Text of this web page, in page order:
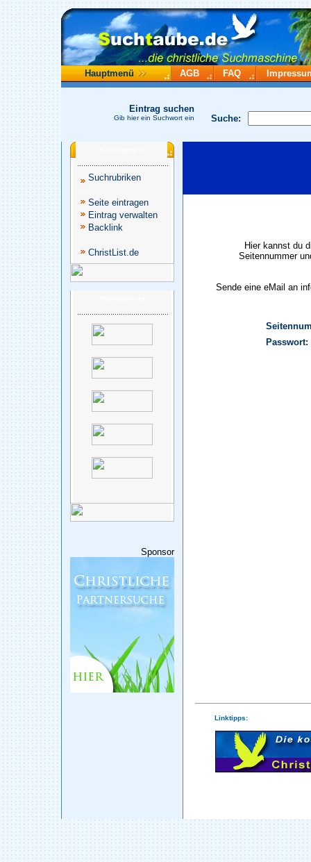
Hauptmenü AGB FAQ
Suche:
Eintrag suchen
Gib hier ein Suchwort ein
Suchrubriken
Seite eintragen
Eintrag verwalten
Backlink
ChristList.de
Sponsor
Hier kannst du
Seitennummer
Sende eine eMail an
Passwort:
Linktipps: